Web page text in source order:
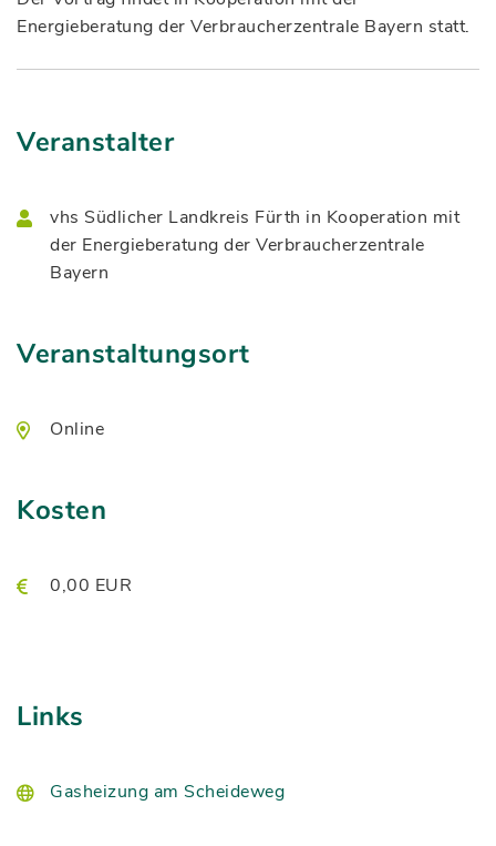
Energieberatung der Verbraucherzentrale Bayern statt.
Veranstalter
vhs Südlicher Landkreis Fürth in Kooperation mit
der Energieberatung der Verbraucherzentrale
Bayern
Veranstaltungsort
Online
Kosten
0,00 EUR
Links
Gasheizung am Scheideweg